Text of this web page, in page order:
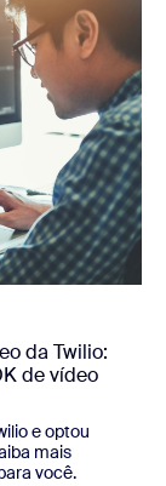
da Twilio:
de vídeo
e optou
mais
você.